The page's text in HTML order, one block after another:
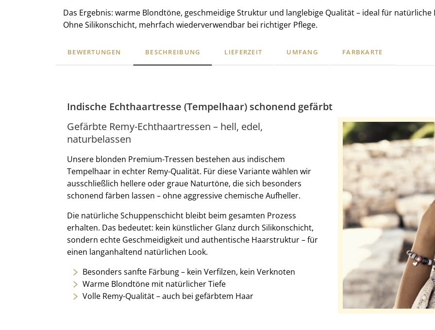
Das Ergebnis: warme Blondtöne, geschmeidige Struktur und langlebige Qualität – ideal für
Ohne Silikonschicht, mehrfach wiederverwendbar bei richtiger Pflege.
BEWERTUNGEN BESCHREIBUNG LIEFERZEIT UMFANG FARBKARTE
Indische Echthaartresse (Tempelhaar) schonend gefärbt
Gefärbte Remy-Echthaartressen – hell, edel,
naturbelassen
Unsere blonden Premium-Tressen bestehen aus indischem
Tempelhaar in echter Remy-Qualität. Für diese Variante wählen wir
ausschließlich hellere oder graue Naturtöne, die sich besonders
schonend färben lassen – ohne aggressive chemische Aufheller.
Die natürliche Schuppenschicht bleibt beim gesamten Prozess
erhalten. Das bedeutet: kein künstlicher Glanz durch Silikonschicht,
sondern echte Geschmeidigkeit und authentische Haarstruktur – für
einen langanhaltend natürlichen Look.
Besonders sanfte Färbung – kein Verfilzen, kein Verknoten
Warme Blondtöne mit natürlicher Tiefe
Volle Remy-Qualität – auch bei gefärbtem Haar